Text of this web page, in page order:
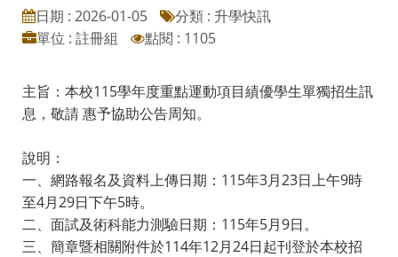
日期 : 2026-01-05
分類 : 升學快訊
單位 : 註冊組
點閱 : 1105
主旨：本校115學年度重點運動項目績優學生單獨招生訊
息，敬請 惠予協助公告周知。
說明：
一、網路報名及資料上傳日期：115年3月23日上午9時
至4月29日下午5時。
二、面試及術科能力測驗日期：115年5月9日。
三、簡章暨相關附件於114年12月24日起刊登於本校招